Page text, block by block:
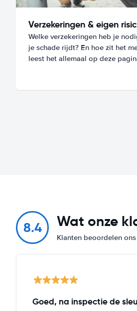
Verzekeringen & eigen
Welke verzekeringen heb je
je schade rijdt? En hoe zit het
leest het allemaal op deze
8.4 Wat onze
Klanten beoordelen
Goed, na inspectie de